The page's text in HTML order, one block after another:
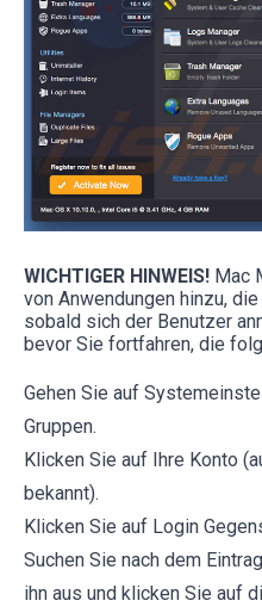
WICHTIGER HINWEIS! Mac
von Anwendungen hinzu,
sobald sich der Benutzer
bevor Sie fortfahren, die
Gehen Sie auf
Gruppen.
Klicken Sie auf Ihre Konto
bekannt).
Klicken Sie auf Login
Suchen Sie nach dem
ihn aus und klicken Sie auf